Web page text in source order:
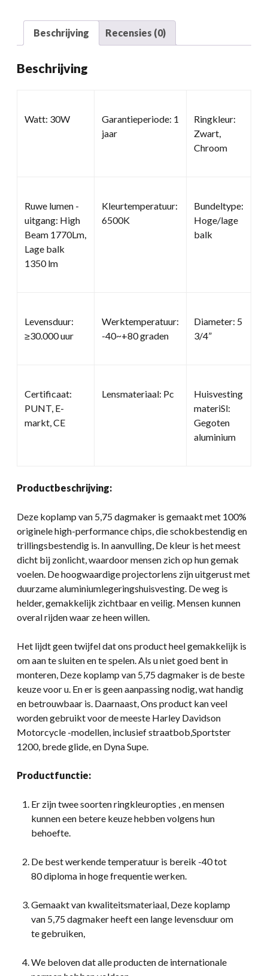
Beschrijving Recensies (0)
Beschrijving
Watt: 30W
Garantieperiode: 1
jaar
Ringkleur:
Zwart,
Chroom
Ruwe lumen -
uitgang: High
Beam 1770Lm,
Lage balk
1350 lm
Kleurtemperatuur:
6500K
Bundeltype:
Hoge/lage
balk
Levensduur:
≥30.000 uur
Werktemperatuur:
-40~+80 graden
Diameter: 5
3/4”
Certificaat:
PUNT, E-
markt, CE
Lensmateriaal: Pc
Huisvesting
materiSl:
Gegoten
aluminium
Productbeschrijving:
Deze koplamp van 5,75 dagmaker is gemaakt met 100%
originele high-performance chips, die schokbestendig en
trillingsbestendig is. In aanvulling, De kleur is het meest
dicht bij zonlicht, waardoor mensen zich op hun gemak
voelen. De hoogwaardige projectorlens zijn uitgerust met
duurzame aluminiumlegeringshuisvesting. De weg is
helder, gemakkelijk zichtbaar en veilig. Mensen kunnen
overal rijden waar ze heen willen.
Het lijdt geen twijfel dat ons product heel gemakkelijk is
om aan te sluiten en te spelen. Als u niet goed bent in
monteren, Deze koplamp van 5,75 dagmaker is de beste
keuze voor u. En er is geen aanpassing nodig, wat handig
en betrouwbaar is. Daarnaast, Ons product kan veel
worden gebruikt voor de meeste Harley Davidson
Motorcycle -modellen, inclusief straatbob,Sportster
1200, brede glide, en Dyna Supe.
Productfunctie:
Er zijn twee soorten ringkleuropties , en mensen
kunnen een betere keuze hebben volgens hun
behoefte.
De best werkende temperatuur is bereik -40 tot
80 diploma in hoge frequentie werken.
Gemaakt van kwaliteitsmateriaal, Deze koplamp
van 5,75 dagmaker heeft een lange levensduur om
te gebruiken,
We beloven dat alle producten de internationale